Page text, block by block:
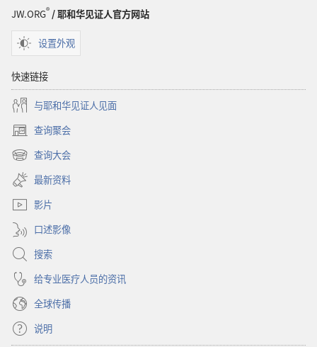
相
JW.ORG® / 耶和华见证人官方网站
设置外观
快速链接
与耶和华见证人见面
查询聚会
（打
开
新
窗
口）
查询大会
（打
开
新
窗
最新资料
影片
口述影像
搜索
给专业医疗人员的资讯
全球传播
说明